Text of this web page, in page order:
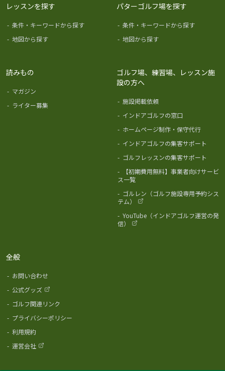
レッスンを探す
- 条件・キーワードから探す
- 地図から探す
パターゴルフ場を探す
- 条件・キーワードから探す
- 地図から探す
読みもの
- マガジン
- ライター募集
ゴルフ場、練習場、レッスン施
設の方へ
- 施設掲載依頼
- インドアゴルフの窓口
- ホームページ制作・保守代行
- インドアゴルフの集客サポート
- ゴルフレッスンの集客サポート
-
【初期費用無料】事業者向けサービ
ス一覧
- ゴルレン（ゴルフ施設専用予約シス
テム）
- YouTube（インドアゴルフ運営の発
信）
全般
- お問い合わせ
- 公式グッズ
- ゴルフ関連リンク
- プライバシーポリシー
- 利用規約
- 運営会社